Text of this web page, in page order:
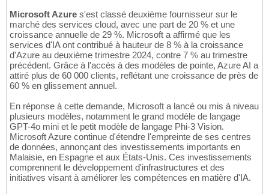
Microsoft Azure s'est classé deuxième fournisseur sur le
marché des services cloud, avec une part de 20 % et une
croissance annuelle de 29 %. Microsoft a affirmé que les
services d'IA ont contribué à hauteur de 8 % à la croissance
d'Azure au deuxième trimestre 2024, contre 7 % au trimestre
précédent. Grâce à l'accès à des modèles de pointe, Azure AI a
attiré plus de 60 000 clients, reflétant une croissance de près de
60 % en glissement annuel.
En réponse à cette demande, Microsoft a lancé ou mis à niveau
plusieurs modèles, notamment le grand modèle de langage
GPT-4o mini et le petit modèle de langage Phi-3 Vision.
Microsoft Azure continue d'étendre l'empreinte de ses centres
de données, annonçant des investissements importants en
Malaisie, en Espagne et aux États-Unis. Ces investissements
comprennent le développement d'infrastructures et des
initiatives visant à améliorer les compétences en matière d'IA.